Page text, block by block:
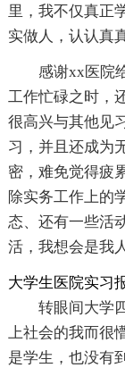
里，我不仅真正
实做人，认认真
感谢xx医院
工作忙碌之时，
很高兴与其他见
习，并且还成为
密，难免觉得疲
除实务工作上的
态、还有一些活
活，我想会是我
大学生医院实习
转眼间大学
上社会的我而很
是学生，也没有